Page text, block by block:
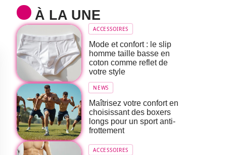
À LA UNE
ACCESSOIRES
Mode et confort : le slip
homme taille basse en
coton comme reflet de
votre style
NEWS
Maîtrisez votre confort en
choisissant des boxers
longs pour un sport anti-
frottement
ACCESSOIRES